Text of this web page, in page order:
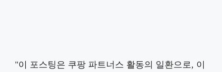
"이 포스팅은 쿠팡 파트너스 활동의 일환으로, 이